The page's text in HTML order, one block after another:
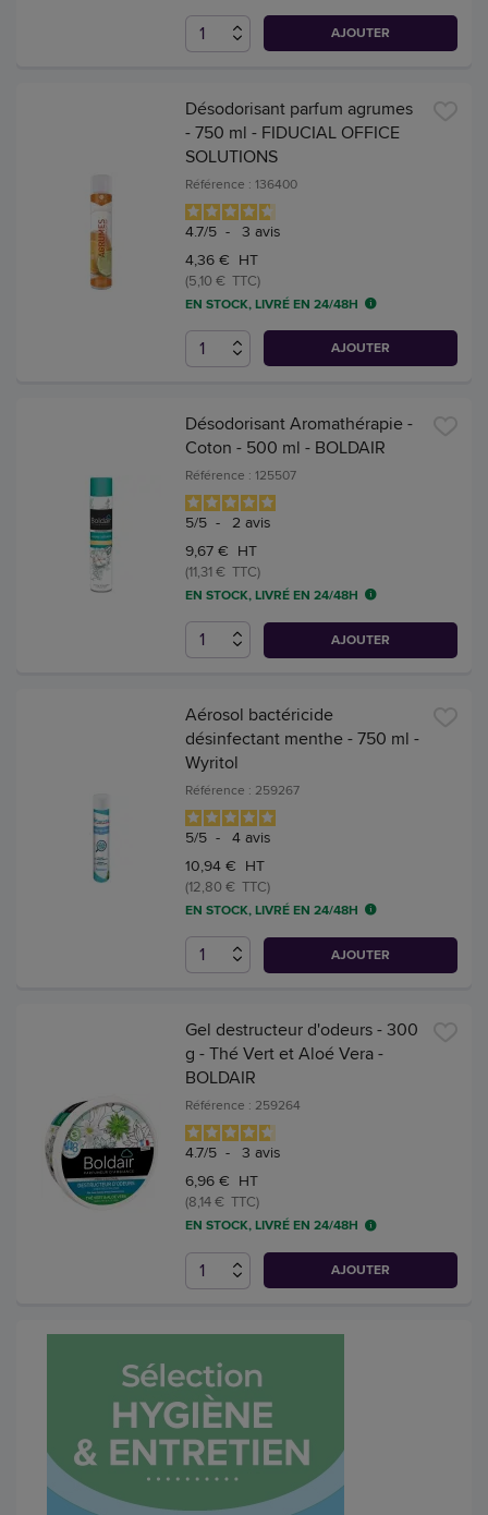
AJOUTER
Désodorisant parfum agrumes
- 750 ml - FIDUCIAL OFFICE
SOLUTIONS
Référence : 136400
4.7/5 - 3 avis
4,36 € HT
(5,10 € TTC)
EN STOCK, LIVRÉ EN 24/48H
AJOUTER
Désodorisant Aromathérapie -
Coton - 500 ml - BOLDAIR
Référence : 125507
5/5 - 2 avis
9,67 € HT
(11,31 € TTC)
EN STOCK, LIVRÉ EN 24/48H
AJOUTER
Aérosol bactéricide
désinfectant menthe - 750 ml -
Wyritol
Référence : 259267
5/5 - 4 avis
10,94 € HT
(12,80 € TTC)
EN STOCK, LIVRÉ EN 24/48H
AJOUTER
Gel destructeur d'odeurs - 300
g - Thé Vert et Aloé Vera -
BOLDAIR
Référence : 259264
4.7/5 - 3 avis
6,96 € HT
(8,14 € TTC)
EN STOCK, LIVRÉ EN 24/48H
AJOUTER